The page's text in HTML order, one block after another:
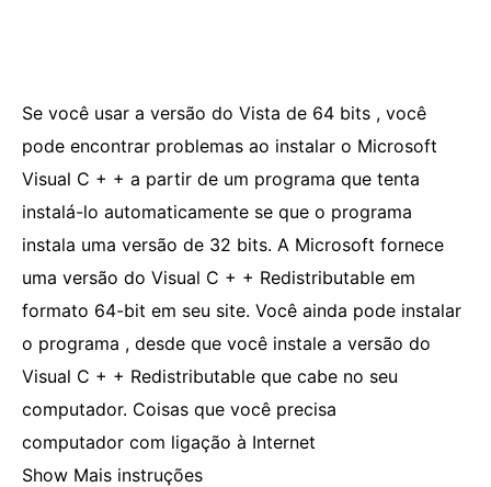
Se você usar a versão do Vista de 64 bits , você
pode encontrar problemas ao instalar o Microsoft
Visual C + + a partir de um programa que tenta
instalá-lo automaticamente se que o programa
instala uma versão de 32 bits. A Microsoft fornece
uma versão do Visual C + + Redistributable em
formato 64-bit em seu site. Você ainda pode instalar
o programa , desde que você instale a versão do
Visual C + + Redistributable que cabe no seu
computador. Coisas que você precisa
computador com ligação à Internet
Show Mais instruções